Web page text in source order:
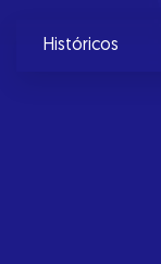
Históricos